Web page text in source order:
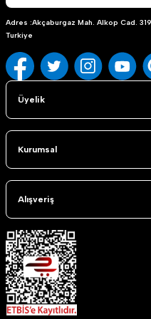
Adres :Akçaburgaz Mah. Alkop Cad.
Turkiye
Üyelik
Kurumsal
Alışveriş